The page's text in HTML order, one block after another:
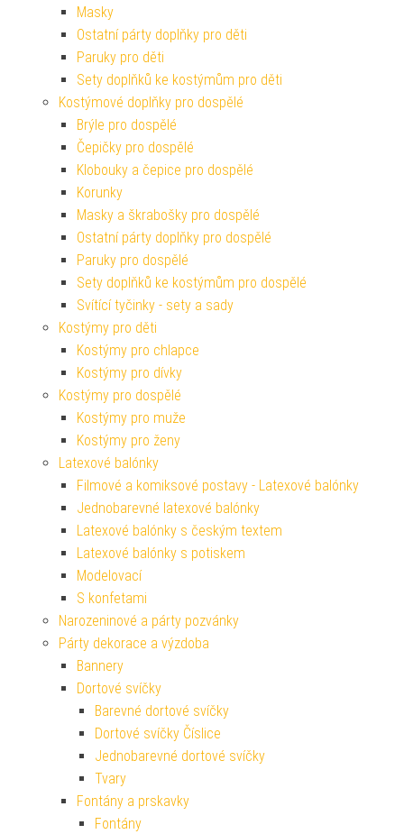
Masky
Ostatní párty doplňky pro děti
Paruky pro děti
Sety doplňků ke kostýmům pro děti
Kostýmové doplňky pro dospělé
Brýle pro dospělé
Čepičky pro dospělé
Klobouky a čepice pro dospělé
Korunky
Masky a škrabošky pro dospělé
Ostatní párty doplňky pro dospělé
Paruky pro dospělé
Sety doplňků ke kostýmům pro dospělé
Svítící tyčinky - sety a sady
Kostýmy pro děti
Kostýmy pro chlapce
Kostýmy pro dívky
Kostýmy pro dospělé
Kostýmy pro muže
Kostýmy pro ženy
Latexové balónky
Filmové a komiksové postavy - Latexové balónky
Jednobarevné latexové balónky
Latexové balónky s českým textem
Latexové balónky s potiskem
Modelovací
S konfetami
Narozeninové a párty pozvánky
Párty dekorace a výzdoba
Bannery
Dortové svíčky
Barevné dortové svíčky
Dortové svíčky Číslice
Jednobarevné dortové svíčky
Tvary
Fontány a prskavky
Fontány